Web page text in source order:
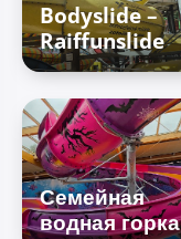
Bodyslide –
Raiffunslide
Семейная
водная горка